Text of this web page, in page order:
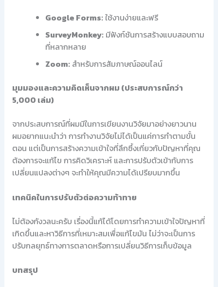
Google Forms: ใช้งานง่ายและฟรี
SurveyMonkey: มีฟังก์ชันการสร้างแบบสอบถาม
ที่หลากหลาย
Zoom: สำหรับการสัมภาษณ์ออนไลน์
มุมมองและความคิดเห็นจากผม (ประสบการณ์กว่า
5,000 เล่ม)
จากประสบการณ์ที่ผมมีในการเขียนงานวิจัยมาอย่างยาวนาน
ผมอยากแนะนำว่า การทำงานวิจัยไม่ได้เป็นแค่การทำตามขั้น
ตอน แต่เป็นการสร้างความเข้าใจที่ลึกซึ้งเกี่ยวกับปัญหาที่คุณ
ต้องการจะแก้ไข การคิดวิเคราะห์ และการปรับตัวเข้ากับการ
เปลี่ยนแปลงต่างๆ จะทำให้คุณมีความได้เปรียบมากขึ้น
เทคนิคในการปรับตัวต่อความท้าทาย
ไม่ต้องกังวลนะครับ เรื่องนี้แก้ได้โดยการทำความเข้าใจปัญหาที่
เกิดขึ้นและหาวิธีการที่เหมาะสมเพื่อแก้ไขมัน ไม่ว่าจะเป็นการ
ปรับกลยุทธ์ทางการตลาดหรือการเปลี่ยนวิธีการเก็บข้อมูล
บทสรุป